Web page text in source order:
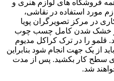
فروشگاه های لوازم هنری و
مورد استفاده در نقاشی،
در مرکز تصویرگران پویا
خشک شدن کامل چسب چوب
قلمو را در ترک کراکل مدیوم
از یک جهت انجام شود بنابراین
سطح کار بکشید. پس از مدت
شد.